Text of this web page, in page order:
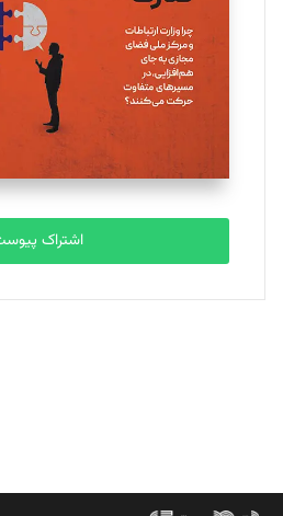
ملینا جعفری
تحریریه
مصطفی مسجدی آرانی
تحریریه
بابک نقاش
تحریریه
اشتراک